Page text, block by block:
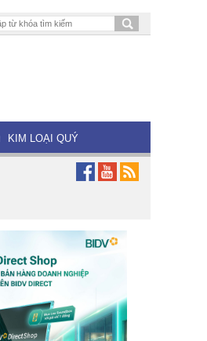
KIM LOẠI QUÝ